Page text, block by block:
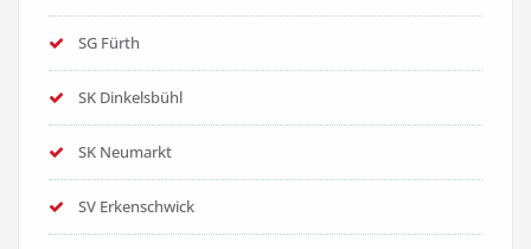
SG Fürth
SK Dinkelsbühl
SK Neumarkt
SV Erkenschwick